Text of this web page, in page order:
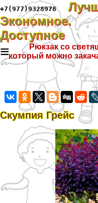
+7(977)9328978
Экономное.
Доступное
≡
Рюкзак со
который можно
Скумпия Грейс